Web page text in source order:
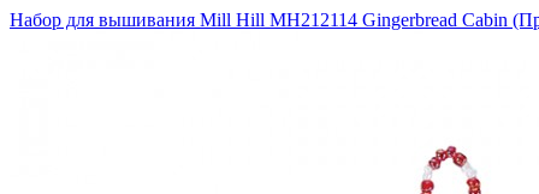
Набор для вышивания Mill Hill MH212114 Gingerbread Cabin